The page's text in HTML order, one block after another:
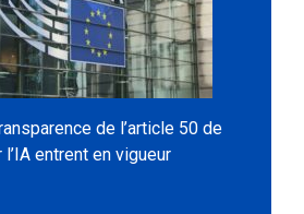
de l’article 50 de
l’IA entrent en vigueur